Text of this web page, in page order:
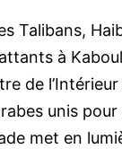
Talibans,
à
de
unis
met en